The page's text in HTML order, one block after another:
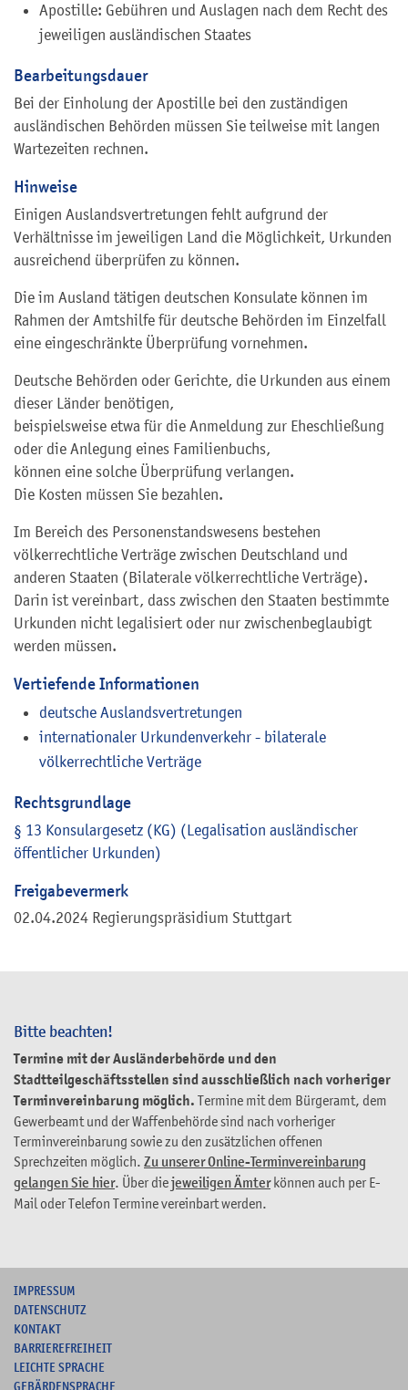
Bitte beachten!
Termine mit der Ausländerbehörde und den
Stadtteilgeschäftsstellen sind ausschließlich nach vorheriger
Terminvereinbarung möglich. Termine mit dem Bürgeramt, dem
Gewerbeamt und der Waffenbehörde sind nach vorheriger
Terminvereinbarung sowie zu den zusätzlichen offenen
Sprechzeiten möglich. Zu unserer Online-Terminvereinbarung
gelangen Sie hier. Über diejeweiligen Ämterkönnen auch per E-
Mail oder Telefon Termine vereinbart werden.
Apostille: Gebühren und Auslagen nach dem Recht des
jeweiligen ausländischen Staates
Bearbeitungsdauer
Bei der Einholung der Apostille bei den zuständigen
ausländischen Behörden müssen Sie teilweise mit langen
Wartezeiten rechnen.
Hinweise
Einigen Auslandsvertretungen fehlt aufgrund der
Verhältnisse im jeweiligen Land die Möglichkeit, Urkunden
ausreichend überprüfen zu können.
Die im Ausland tätigen deutschen Konsulate können im
Rahmen der Amtshilfe für deutsche Behörden im Einzelfall
eine eingeschränkte Überprüfung vornehmen.
Deutsche Behörden oder Gerichte, die Urkunden aus einem
dieser Länder benötigen,
beispielsweise etwa für die Anmeldung zur Eheschließung
oder die Anlegung eines Familienbuchs,
können eine solche Überprüfung verlangen.
Die Kosten müssen Sie bezahlen.
Im Bereich des Personenstandswesens bestehen
völkerrechtliche Verträge zwischen Deutschland und
anderen Staaten (Bilaterale völkerrechtliche Verträge).
Darin ist vereinbart, dass zwischen den Staaten bestimmte
Urkunden nicht legalisiert oder nur zwischenbeglaubigt
werden müssen.
Vertiefende Informationen
deutsche Auslandsvertretungen
internationaler Urkundenverkehr - bilaterale
völkerrechtliche Verträge
Rechtsgrundlage
§ 13 Konsulargesetz (KG) (Legalisation ausländischer
öffentlicher Urkunden)
Freigabevermerk
02.04.2024 Regierungspräsidium Stuttgart
IMPRESSUM
DATENSCHUTZ
KONTAKT
BARRIEREFREIHEIT
LEICHTE SPRACHE
GEBÄRDENSPRACHE